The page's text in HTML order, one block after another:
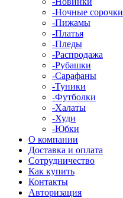
-Ночные сорочки
-Пижамы
-Платья
-Пледы
-Распродажа
-Рубашки
-Сарафаны
-Туники
-Футболки
-Халаты
-Худи
-Юбки
О компании
Доставка и оплата
Сотрудничество
Как купить
Контакты
Авторизация